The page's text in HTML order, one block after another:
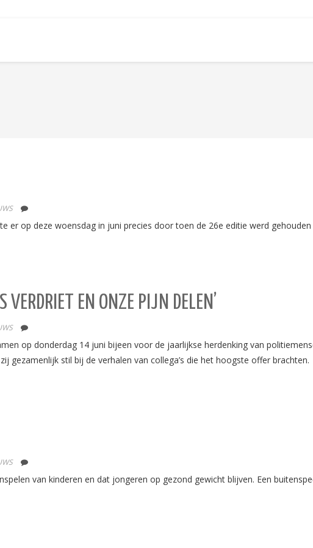
er op deze woensdag in juni precies door toen de 26e editie werd
VERDRIET EN ONZE PIJN DELEN’
op donderdag 14 juni bijeen voor de jaarlijkse herdenking van
gezamenlijk stil bij de verhalen van collega’s die het hoogste offer brachten.
van kinderen en dat jongeren op gezond gewicht blijven. Een